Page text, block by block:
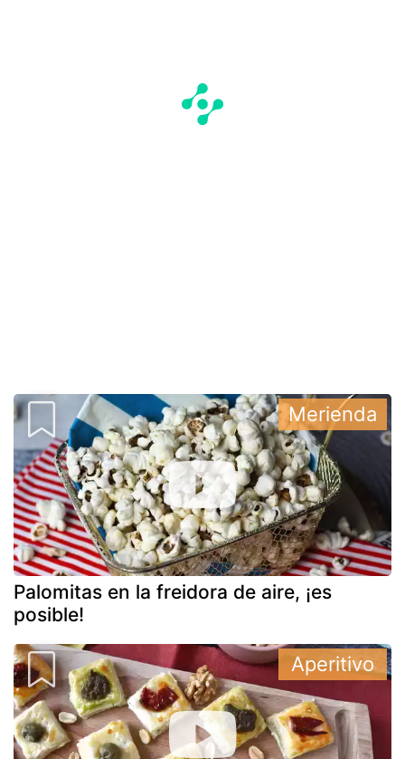
Palomitas en la freidora de aire, ¡es
posible!
Merienda
Aperitivo